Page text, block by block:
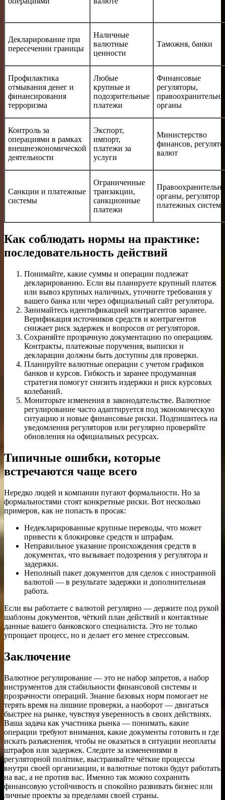
Декларирование при
пересечении границы
Наличные
валютные
ценности
Таможня, банки
Профилактика
отмывания денег и
финансирования
терроризма
Любые
крупные и
подозрительные
платежи
Финансовые
регуляторы,
органы
Контроль за
операциями в рамках
внешнеэкономической
деятельности
Экспорт,
импорт,
платежи за
услуги
Министерство
финансов,
валют
Санкции и платежные
системы
Ограниченные
транзакции,
санкционные
платежи
органы, регулятор
платежных систем
Как соблюдать нормы на практике:
последовательность действий
Понимайте, какие суммы и операции подлежат
декларированию. Если вы планируете крупный платеж
или вывоз крупных наличных, уточните требования у
вашего банка или через официальный сайт регулятора.
Занимайтесь идентификацией контрагентов заранее.
Верификация источников средств и контрагентов
снижает риск задержек и вопросов от регуляторов.
Сохраняйте прозрачную документацию по операциям.
Контракты, платежные поручения, выписки и
декларации должны быть доступны для проверки.
Планируйте валютные операции с учетом графиков
банков и курсов. Гибкость и заранее продуманная
стратегия помогут снизить издержки и риск курсовых
колебаний.
Мониторьте изменения в законодательстве. Валютное
регулирование часто адаптируется под экономическую
ситуацию и новые финансовые риски. Подпишитесь на
уведомления регуляторов или регулярно проверяйте
обновления на официальных ресурсах.
Типичные ошибки, которые
встречаются чаще всего
Нередко людей и компании пугают формальности. Но за
формальностями стоят конкретные риски. Вот несколько
примеров, как не попасть в просак:
Недекларированные крупные переводы, что может
привести к блокировке средств и штрафам.
Неправильное указание происхождения средств в
документах, что вызывает подозрения у регулятора и
задержки.
Неполный пакет документов для сделок с иностранной
валютой — в результате задержки и дополнительная
работа.
Если вы работаете с валютой регулярно — держите под рукой
шаблоны документов, чёткий план действий и контактные
данные вашего банковского специалиста. Это не только
упрощает процесс, но и делает его менее стрессовым.
Заключение
Валютное регулирование — это не набор запретов, а набор
инструментов для стабильности финансовой системы и
прозрачности операций. Знание базовых норм помогает не
терять время на лишние проверки, а наоборот — двигаться
быстрее на рынке, чувствуя уверенность в своих действиях.
Ваша задача как участника рынка — понимать, какие
операции требуют внимания, какие документы готовить и где
искать разъяснения, чтобы не оказаться в ситуации неоплаты
штрафов или задержек. Следите за изменениями в
регуляторной політике, выстраивайте чёткие процессы
внутри своей организации, и валютные потоки будут работать
на вас, а не против вас. Именно так можно сохранить
финансовую устойчивость и спокойно развивать бизнес или
личные проекты за пределами своей страны.